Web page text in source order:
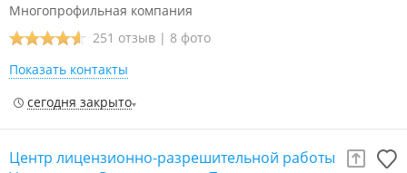
Многопрофильная компания
251 отзыв | 8 фото
Показать контакты
сегодня закрыто
Центр лицензионно-разрешительной работы